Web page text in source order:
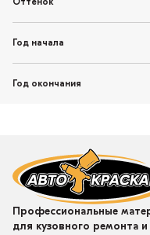
Оттенок
Год начала
Год окончания
Профессиональные
для кузовного ремонта и